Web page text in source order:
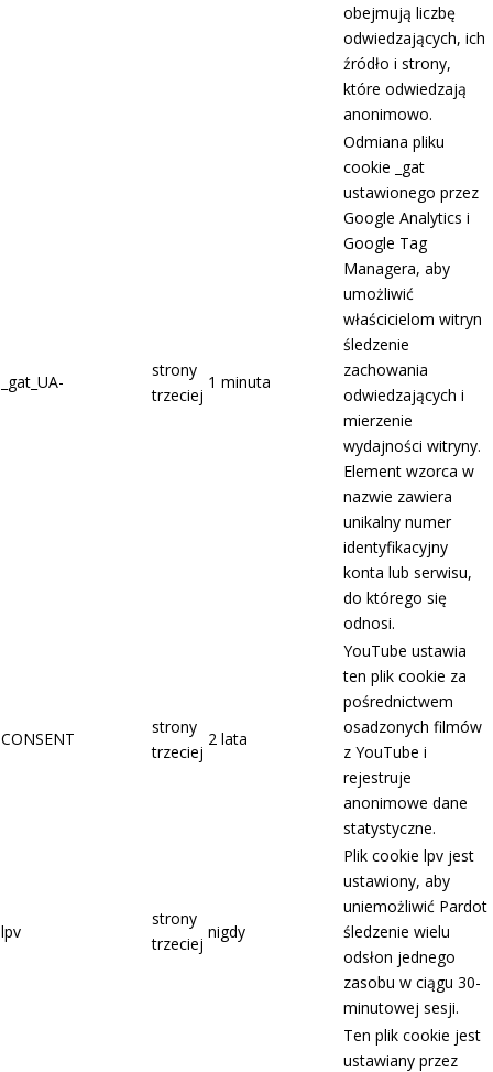
obejmują liczbę
odwiedzających, ich
źródło i strony,
które odwiedzają
anonimowo.
_gat_UA-
strony
trzeciej
1 minuta
Odmiana pliku
cookie _gat
ustawionego przez
Google Analytics i
Google Tag
Managera, aby
umożliwić
właścicielom witryn
śledzenie
zachowania
odwiedzających i
mierzenie
wydajności witryny.
Element wzorca w
nazwie zawiera
unikalny numer
identyfikacyjny
konta lub serwisu,
do którego się
odnosi.
CONSENT
strony
trzeciej
2 lata
YouTube ustawia
ten plik cookie za
pośrednictwem
osadzonych filmów
z YouTube i
rejestruje
anonimowe dane
statystyczne.
lpv
strony
trzeciej
nigdy
Plik cookie lpv jest
ustawiony, aby
uniemożliwić Pardot
śledzenie wielu
odsłon jednego
zasobu w ciągu 30-
minutowej sesji.
Ten plik cookie jest
ustawiany przez